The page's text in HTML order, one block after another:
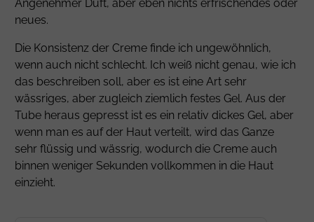
Angenehmer Duft, aber eben nichts erfrischendes oder
neues.
Die Konsistenz der Creme finde ich ungewöhnlich,
wenn auch nicht schlecht. Ich weiß nicht genau, wie ich
das beschreiben soll, aber es ist eine Art sehr
wässriges, aber zugleich ziemlich festes Gel. Aus der
Tube heraus gepresst ist es ein relativ dickes Gel, aber
wenn man es auf der Haut verteilt, wird das Ganze
sehr flüssig und wässrig, wodurch die Creme auch
binnen weniger Sekunden vollkommen in die Haut
einzieht.